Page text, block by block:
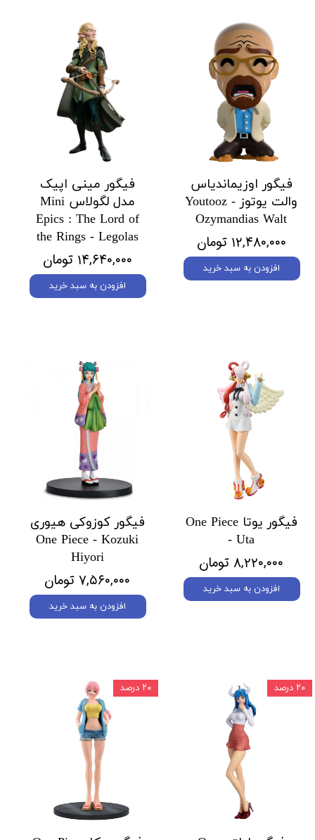
فیگور اوزیماندیاس
والت یوتوز Youtooz -
Ozymandias Walt
۱۲,۴۸۰,۰۰۰ تومان
افزودن به سبد خرید
فیگور مینی اپیک
مدل لگولاس Mini
Epics : The Lord of
the Rings - Legolas
۱۴,۶۴۰,۰۰۰ تومان
افزودن به سبد خرید
فیگور یوتا One Piece
- Uta
۸,۲۲۰,۰۰۰ تومان
افزودن به سبد خرید
فیگور کوزوکی هیوری
One Piece - Kozuki
Hiyori
۷,۵۶۰,۰۰۰ تومان
افزودن به سبد خرید
۲۰ درصد ۲۰ درصد